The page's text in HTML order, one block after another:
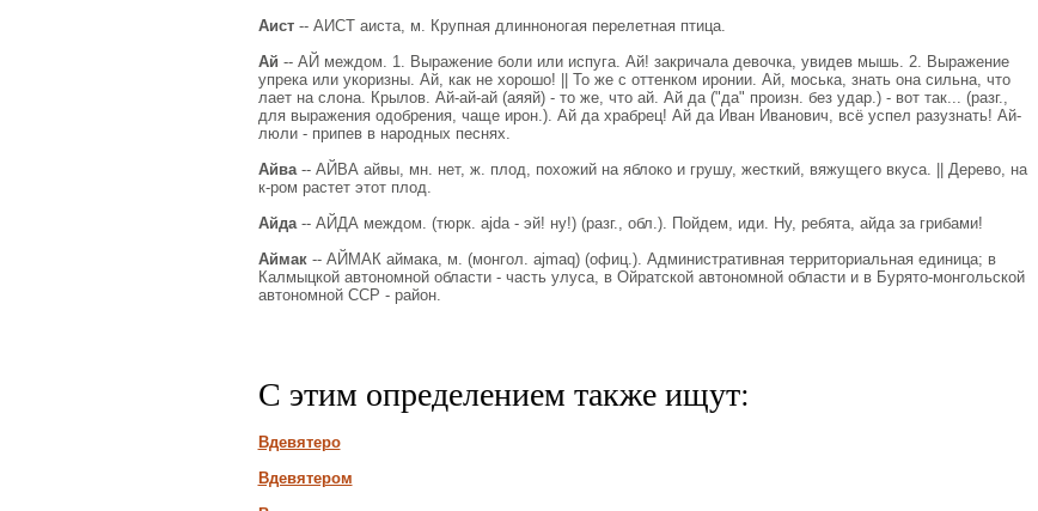
Аист-- АИСТ аиста, м. Крупная длинноногая перелетная птица.
Ай -- АЙ междом. 1. Выражение боли или испуга. Ай! закричала девочка, увидев мышь. 2. Выражение
упрека или укоризны. Ай, как не хорошо! || То же с оттенком иронии. Ай, моська, знать она сильна, что
лает на слона. Крылов. Ай-ай-ай (аяяй) - то же, что ай. Ай да ("да" произн. без удар.) - вот так... (разг.,
для выражения одобрения, чаще ирон.). Ай да храбрец! Ай да Иван Иванович, всё успел разузнать! Ай-
люли - припев в народных песнях.
Айва-- АЙВА айвы, мн. нет, ж. плод, похожий на яблоко и грушу, жесткий, вяжущего вкуса. || Дерево, на
к-ром растет этот плод.
Айда-- АЙДА междом. (тюрк. ajda - эй! ну!) (разг., обл.). Пойдем, иди. Ну, ребята, айда за грибами!
Аймак-- АЙМАК аймака, м. (монгол. ajmaq) (офиц.). Административная территориальная единица; в
Калмыцкой автономной области - часть улуса, в Ойратской автономной области и в Бурято-монгольской
автономной ССР - район.
С этим определением также ищут:
Вдевятеро
Вдевятером